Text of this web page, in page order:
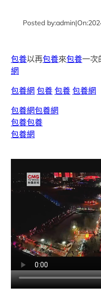
Posted by:admin|On:
包養以再包養來包養一次
網
包養網 包養 包養 包養網
包養網包養網
包養包養
包養網